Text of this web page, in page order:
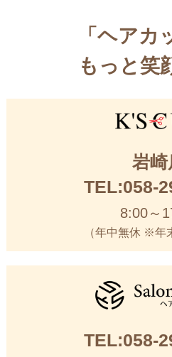
「ヘアカ
もっと笑
岩崎
TEL:058-
8:00～
（年中無休 ※年
TEL:058-